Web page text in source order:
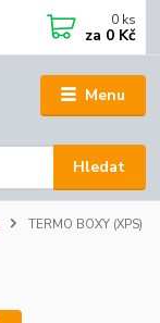
Menu
Hledat
0 ks
za 0 Kč
TERMO BOXY (XPS)